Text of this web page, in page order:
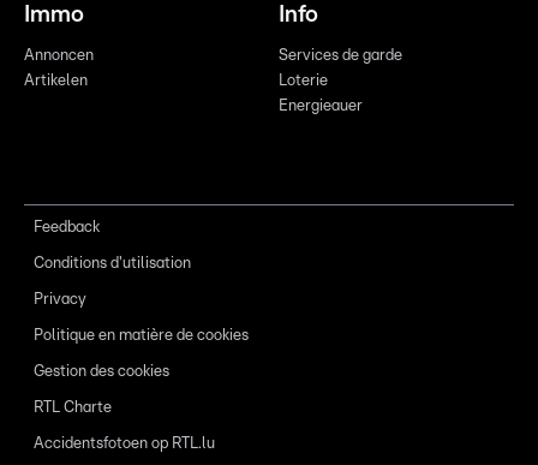
Immo
Annoncen
Artikelen
Info
Services de garde
Loterie
Energieauer
Feedback
Conditions d'utilisation
Privacy
Politique en matière de cookies
Gestion des cookies
RTL Charte
Accidentsfotoen op RTL.lu